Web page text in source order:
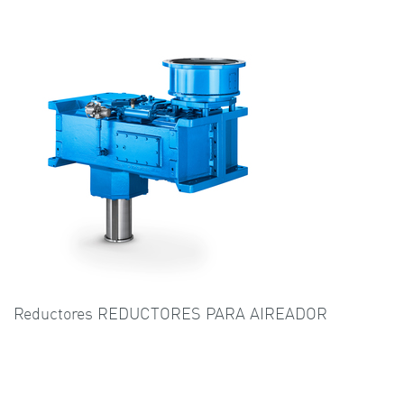
Reductores REDUCTORES PARA AIREADOR